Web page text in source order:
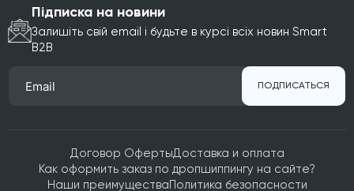
Підписка на новини
Залишіть свій email і будьте в курсі всіх новин Smart
B2B
ПОДПИСАТЬСЯ
Договор ОфертыДоставка и оплата
Как оформить заказ по дропшиппингу на сайте?
Наши преимущества Политика безопасности